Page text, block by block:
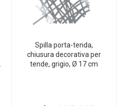
Spilla porta-tenda,
chiusura decorativa per
tende, grigio, Ø 17 cm